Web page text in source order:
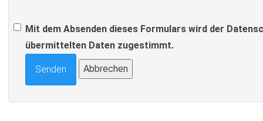
Mit dem Absenden dieses Formulars wird der
übermittelten Daten zugestimmt.
Senden Abbrechen